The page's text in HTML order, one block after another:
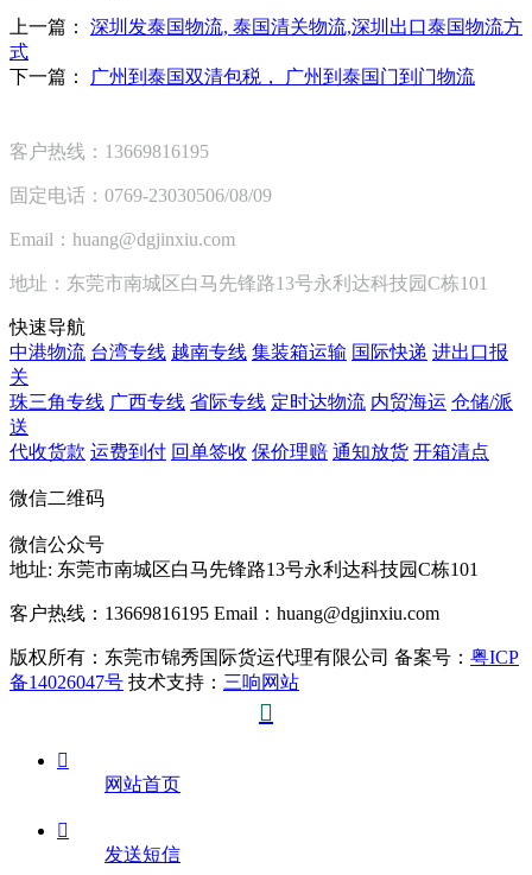
上一篇： 深圳发泰国物流, 泰国清关物流,深圳出口泰国物流方
式
下一篇：
广州到泰国双清包税， 广州到泰国门到门物流
客户热线：13669816195
固定电话：0769-23030506/08/09
Email：huang@dgjinxiu.com
地址：东莞市南城区白马先锋路13号永利达科技园C栋101
快速导航
中港物流 台湾专线 越南专线 集装箱运输 国际快递 进出口报
关
珠三角专线 广西专线 省际专线 定时达物流 内贸海运 仓储/派
送
代收货款 运费到付 回单签收 保价理赔 通知放货 开箱清点
微信二维码
微信公众号
地址: 东莞市南城区白马先锋路13号永利达科技园C栋101
客户热线：13669816195 Email：huang@dgjinxiu.com
版权所有：东莞市锦秀国际货运代理有限公司 备案号： 粤ICP
备14026047号 技术支持： 三响网站


网站首页

发送短信